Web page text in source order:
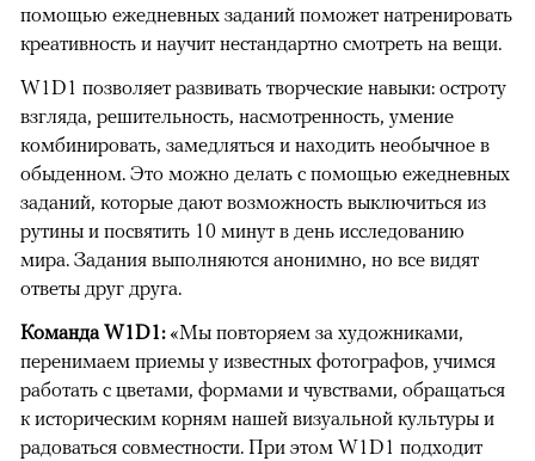
помощью ежедневных заданий поможет натренировать
креативность и научит нестандартно смотреть на вещи.
W1D1 позволяет развивать творческие навыки: остроту
взгляда, решительность, насмотренность, умение
комбинировать, замедляться и находить необычное в
обыденном. Это можно делать с помощью ежедневных
заданий, которые дают возможность выключиться из
рутины и посвятить 10 минут в день исследованию
мира. Задания выполняются анонимно, но все видят
ответы друг друга.
Команда W1D1: «Мы повторяем за художниками,
перенимаем приемы у известных фотографов, учимся
работать с цветами, формами и чувствами, обращаться
к историческим корням нашей визуальной культуры и
радоваться совместности. При этом W1D1 подходит